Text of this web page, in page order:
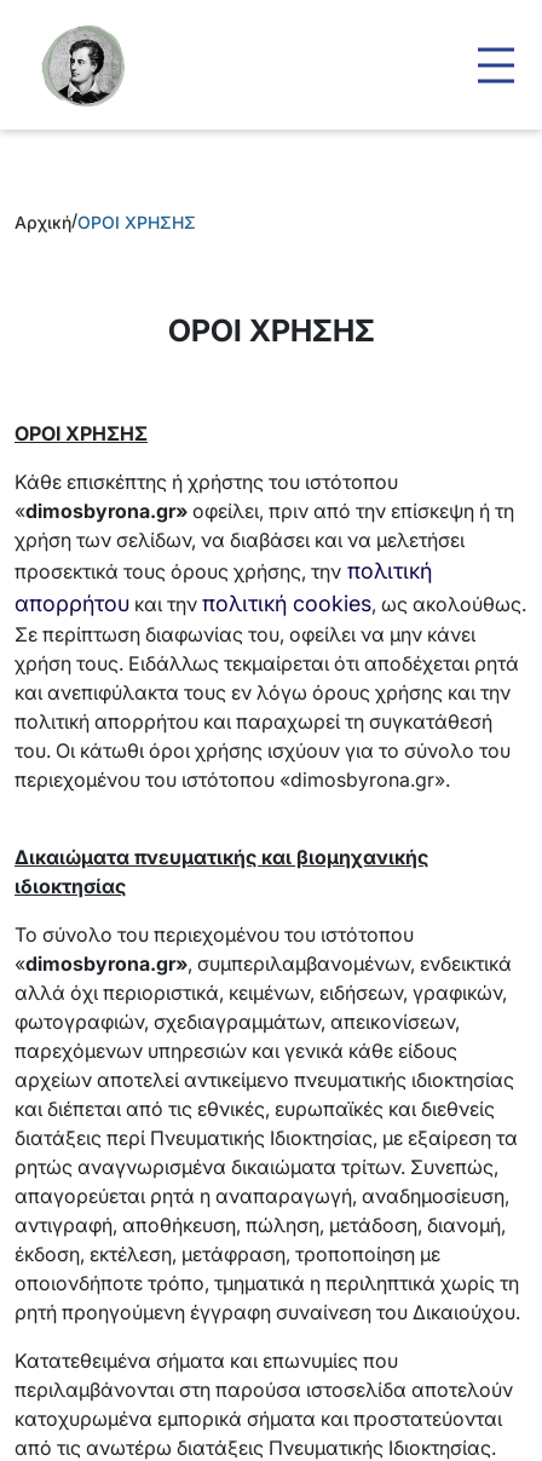
Αρχική/OΡΟΙ ΧΡΗΣΗΣ
OΡΟΙ ΧΡΗΣΗΣ
OΡΟΙ ΧΡΗΣΗΣ
Κάθε επισκέπτης ή χρήστης του ιστότοπου
«dimosbyrona.gr» οφείλει, πριν από την επίσκεψη ή τη
χρήση των σελίδων, να διαβάσει και να μελετήσει
προσεκτικά τους όρους χρήσης, την πολιτική
απορρήτου και την πολιτική cookies, ως ακολούθως.
Σε περίπτωση διαφωνίας του, οφείλει να μην κάνει
χρήση τους. Ειδάλλως τεκμαίρεται ότι αποδέχεται ρητά
και ανεπιφύλακτα τους εν λόγω όρους χρήσης και την
πολιτική απορρήτου και παραχωρεί τη συγκατάθεσή
του. Οι κάτωθι όροι χρήσης ισχύουν για το σύνολο του
περιεχομένου του ιστότοπου «dimosbyrona.gr».
Δικαιώματα πνευματικής και βιομηχανικής
ιδιοκτησίας
Το σύνολο του περιεχομένου του ιστότοπου
«dimosbyrona.gr», συμπεριλαμβανομένων, ενδεικτικά
αλλά όχι περιοριστικά, κειμένων, ειδήσεων, γραφικών,
φωτογραφιών, σχεδιαγραμμάτων, απεικονίσεων,
παρεχόμενων υπηρεσιών και γενικά κάθε είδους
αρχείων αποτελεί αντικείμενο πνευματικής ιδιοκτησίας
και διέπεται από τις εθνικές, ευρωπαϊκές και διεθνείς
διατάξεις περί Πνευματικής Ιδιοκτησίας, με εξαίρεση τα
ρητώς αναγνωρισμένα δικαιώματα τρίτων. Συνεπώς,
απαγορεύεται ρητά η αναπαραγωγή, αναδημοσίευση,
αντιγραφή, αποθήκευση, πώληση, μετάδοση, διανομή,
έκδοση, εκτέλεση, μετάφραση, τροποποίηση με
οποιονδήποτε τρόπο, τμηματικά η περιληπτικά χωρίς τη
ρητή προηγούμενη έγγραφη συναίνεση του Δικαιούχου.
Κατατεθειμένα σήματα και επωνυμίες που
περιλαμβάνονται στη παρούσα ιστοσελίδα αποτελούν
κατοχυρωμένα εμπορικά σήματα και προστατεύονται
από τις ανωτέρω διατάξεις Πνευματικής Ιδιοκτησίας.